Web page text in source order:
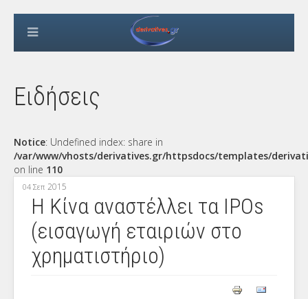
Ειδήσεις
Notice: Undefined index: share in
/var/www/vhosts/derivatives.gr/httpsdocs/templates/
on line 110
04 Σεπ 2015
Η Κίνα αναστέλλει τα IPOs
(εισαγωγή εταιριών στο
χρηματιστήριο)